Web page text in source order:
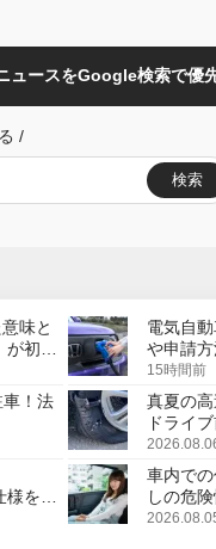
ュースをGoogle検索で優
/
検索
味と
初の
電気自
や申請
15時間前
車！法
真夏の
ドライ
を変
車内で
しの危